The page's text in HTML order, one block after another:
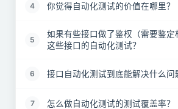
4 你觉得自动化测试的价值在哪里？
5
如果有些接口做了鉴权（需要鉴定
这些接口的自动化测试？
6 接口自动化测试到底能解决什么问
7 怎么做自动化测试的测试覆盖率？